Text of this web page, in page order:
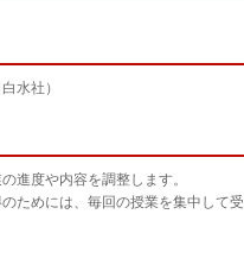
水社）
進度や内容を調整します。
ためには、毎回の授業を集中して